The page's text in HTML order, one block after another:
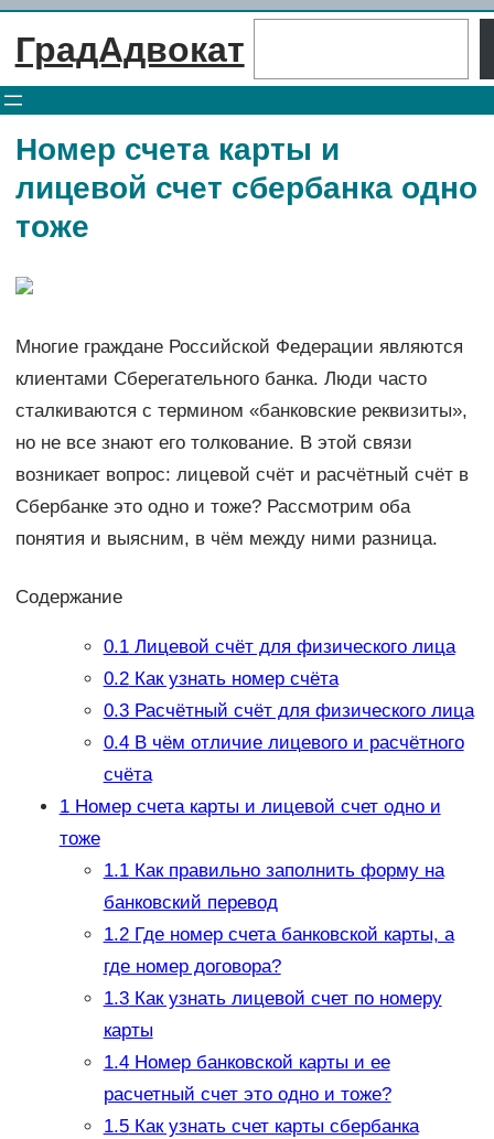
Перейти
ГрадАдвокат
Номер счета карты и
лицевой счет сбербанка одно
тоже
Многие граждане Российской Федерации являются
клиентами Сберегательного банка. Люди часто
сталкиваются с термином «банковские реквизиты»,
но не все знают его толкование. В этой связи
возникает вопрос: лицевой счёт и расчётный счёт в
Сбербанке это одно и тоже? Рассмотрим оба
понятия и выясним, в чём между ними разница.
Содержание
0.1Лицевой счёт для физического лица
0.2Как узнать номер счёта
0.3Расчётный счёт для физического лица
0.4В чём отличие лицевого и расчётного
счёта
1Номер счета карты и лицевой счет одно и
тоже
1.1Как правильно заполнить форму на
банковский перевод
1.2Где номер счета банковской карты, а
где номер договора?
1.3Как узнать лицевой счет по номеру
карты
1.4Номер банковской карты и ее
расчетный счет это одно и тоже?
1.5Как узнать счет карты сбербанка